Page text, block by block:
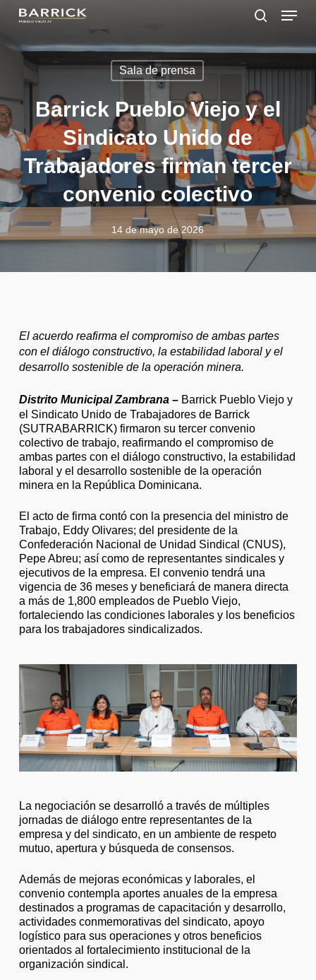
Skip
content
Menu
Sala de prensa
Barrick Pueblo Viejo y el
Sindicato Unido de
Trabajadores firman tercer
convenio colectivo
14 de mayo de 2026
El acuerdo reafirma el compromiso de ambas partes
con el diálogo constructivo, la estabilidad laboral y el
desarrollo sostenible de la operación minera.
Distrito Municipal Zambrana – Barrick Pueblo Viejo y
el Sindicato Unido de Trabajadores de Barrick
(SUTRABARRICK) firmaron su tercer convenio
colectivo de trabajo, reafirmando el compromiso de
ambas partes con el diálogo constructivo, la estabilidad
laboral y el desarrollo sostenible de la operación
minera en la República Dominicana.
El acto de firma contó con la presencia del ministro de
Trabajo, Eddy Olivares; del presidente de la
Confederación Nacional de Unidad Sindical (CNUS),
Pepe Abreu; así como de representantes sindicales y
ejecutivos de la empresa. El convenio tendrá una
vigencia de 36 meses y beneficiará de manera directa
a más de 1,800 empleados de Pueblo Viejo,
fortaleciendo las condiciones laborales y los beneficios
para los trabajadores sindicalizados.
La negociación se desarrolló a través de múltiples
jornadas de diálogo entre representantes de la
empresa y del sindicato, en un ambiente de respeto
mutuo, apertura y búsqueda de consensos.
Además de mejoras económicas y laborales, el
convenio contempla aportes anuales de la empresa
destinados a programas de capacitación y desarrollo,
actividades conmemorativas del sindicato, apoyo
logístico para sus operaciones y otros beneficios
orientados al fortalecimiento institucional de la
organización sindical.
Menu